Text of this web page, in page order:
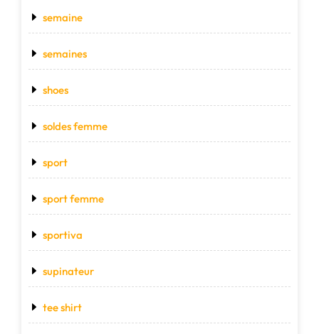
semaine
semaines
shoes
soldes femme
sport
sport femme
sportiva
supinateur
tee shirt